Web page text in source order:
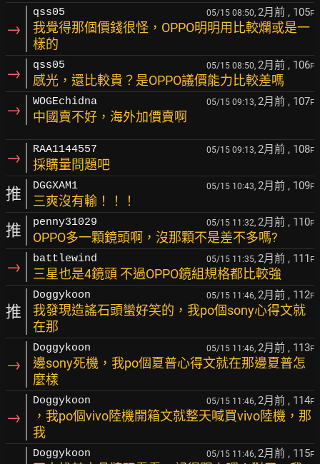
→
qss05 05/15 08:50, 2月前 , 105F
我覺得那個價錢很怪，OPPO明明用比較爛或是一
樣的
→ qss05 05/15 08:50, 2月前 , 106F
感光，還比較貴？是OPPO議價能力比較差嗎
→ WOGEchidna 05/15 09:13, 2月前 , 107F
中國賣不好，海外加價賣啊
→ RAA1144557 05/15 09:13, 2月前 , 108F
採購量問題吧
推 DGGXAM1 05/15 10:43, 2月前 , 109F
三爽沒有輸！！！
推 penny31029 05/15 11:32, 2月前 , 110F
OPPO多一顆鏡頭啊，沒那顆不是差不多嗎?
→ battlewind 05/15 11:35, 2月前 , 111 F
三星也是4鏡頭 不過OPPO鏡組規格都比較強
推
Doggykoon 05/15 11:46, 2月前 , 112F
我發現造謠石頭蠻好笑的，我po個sony心得文就
在那
→
Doggykoon 05/15 11:46, 2月前 , 113F
邊sony死機，我po個夏普心得文就在那邊夏普怎
麼樣
→
Doggykoon 05/15 11:46, 2月前 , 114F
，我po個vivo陸機開箱文就整天喊買vivo陸機，那
我
Doggykoon 05/15 11:46, 2月前 , 115F